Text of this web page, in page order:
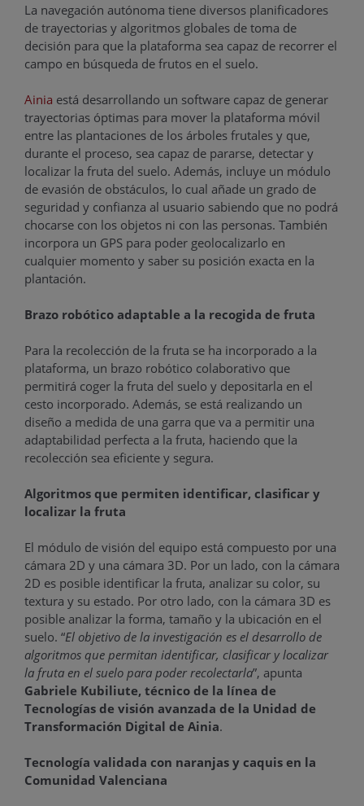
La navegación autónoma tiene diversos planificadores
de trayectorias y algoritmos globales de toma de
decisión para que la plataforma sea capaz de recorrer el
campo en búsqueda de frutos en el suelo.
Ainia está desarrollando un software capaz de generar
trayectorias óptimas para mover la plataforma móvil
entre las plantaciones de los árboles frutales y que,
durante el proceso, sea capaz de pararse, detectar y
localizar la fruta del suelo. Además, incluye un módulo
de evasión de obstáculos, lo cual añade un grado de
seguridad y confianza al usuario sabiendo que no podrá
chocarse con los objetos ni con las personas. También
incorpora un GPS para poder geolocalizarlo en
cualquier momento y saber su posición exacta en la
plantación.
Brazo robótico adaptable a la recogida de fruta
Para la recolección de la fruta se ha incorporado a la
plataforma, un brazo robótico colaborativo que
permitirá coger la fruta del suelo y depositarla en el
cesto incorporado. Además, se está realizando un
diseño a medida de una garra que va a permitir una
adaptabilidad perfecta a la fruta, haciendo que la
recolección sea eficiente y segura.
Algoritmos que permiten identificar, clasificar y
localizar la fruta
El módulo de visión del equipo está compuesto por una
cámara 2D y una cámara 3D. Por un lado, con la cámara
2D es posible identificar la fruta, analizar su color, su
textura y su estado. Por otro lado, con la cámara 3D es
posible analizar la forma, tamaño y la ubicación en el
suelo. “El objetivo de la investigación es el desarrollo de
algoritmos que permitan identificar, clasificar y localizar
la fruta en el suelo para poder recolectarla”, apunta
Gabriele Kubiliute, técnico de la línea de
Tecnologías de visión avanzada de la Unidad de
Transformación Digital de Ainia.
Tecnología validada con naranjas y caquis en la
Comunidad Valenciana